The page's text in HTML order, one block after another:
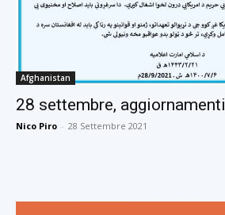
Afghanistan
28 settembre, aggiornamenti
Nico Piro - 28 Settembre 2021